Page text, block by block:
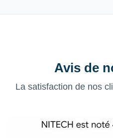
Avis de
La satisfaction de nos